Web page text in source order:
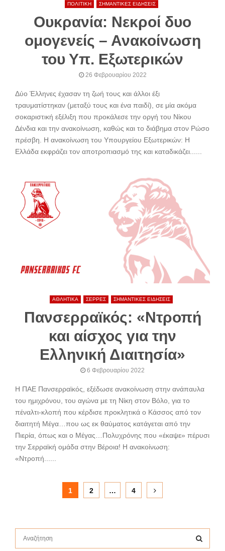
ΠΟΛΙΤΙΚΗ ΣΗΜΑΝΤΙΚΕΣ ΕΙΔΗΣΕΙΣ
Ουκρανία: Νεκροί δυο
ομογενείς – Ανακοίνωση
του Υπ. Εξωτερικών
26 Φεβρουαρίου 2022
Δύο Έλληνες έχασαν τη ζωή τους και άλλοι έξι
τραυματίστηκαν (μεταξύ τους και ένα παιδί), σε μία ακόμα
σοκαριστική εξέλιξη που προκάλεσε την οργή του Νίκου
Δένδια και την ανακοίνωση, καθώς και το διάβημα στον Ρώσο
πρέσβη. Η ανακοίνωση του Υπουργείου Εξωτερικών: Η
Ελλάδα εκφράζει τον αποτροπιασμό της και καταδικάζει......
ΑΘΛΗΤΙΚΑ ΣΕΡΡΕΣ ΣΗΜΑΝΤΙΚΕΣ ΕΙΔΗΣΕΙΣ
Πανσερραϊκός: «Ντροπή
και αίσχος για την
Ελληνική Διαιτησία»
6 Φεβρουαρίου 2022
Η ΠΑΕ Πανσερραϊκός, εξέδωσε ανακοίνωση στην ανάπαυλα
του ημιχρόνου, του αγώνα με τη Νίκη στον Βόλο, για το
πέναλτι-κλοπή που κέρδισε προκλητικά ο Κάσσος από τον
διαιτητή Μέγα…που ως εκ θαύματος κατάγεται από την
Πιερία, όπως και ο Μέγας…Πολυχρόνης που «έκαψε» πέρυσι
την Σερραϊκή ομάδα στην Βέροια! Η ανακοίνωση:
«Ντροπή......
Σελιδοποίηση
1 2 … 4